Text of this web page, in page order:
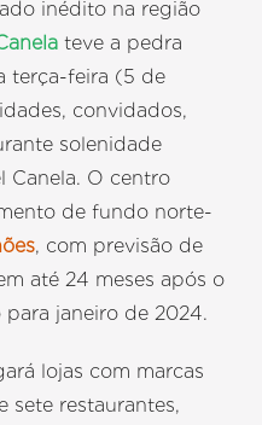
inédito na região
teve a pedra
terça-feira (5 de
convidados,
solenidade
Canela. O centro
de fundo norte-
, com previsão de
até 24 meses após o
janeiro de 2024.
lojas com marcas
sete restaurantes,